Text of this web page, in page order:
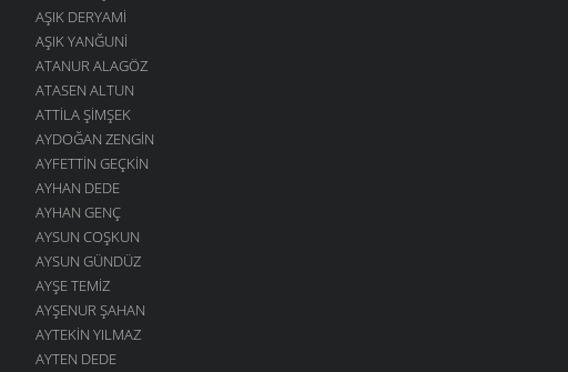
AŞIK DERYAMI
AŞIK YANĞUNI
ATANUR ALAGÖZ
ATASEN ALTUN
ATTILA ŞIMŞEK
AYDOĞAN ZENGIN
AYFETTIN GEÇKIN
AYHAN DEDE
AYHAN GENÇ
AYSUN COŞKUN
AYSUN GÜNDÜZ
AYŞE TEMIZ
AYŞENUR ŞAHAN
AYTEKIN YILMAZ
AYTEN DEDE